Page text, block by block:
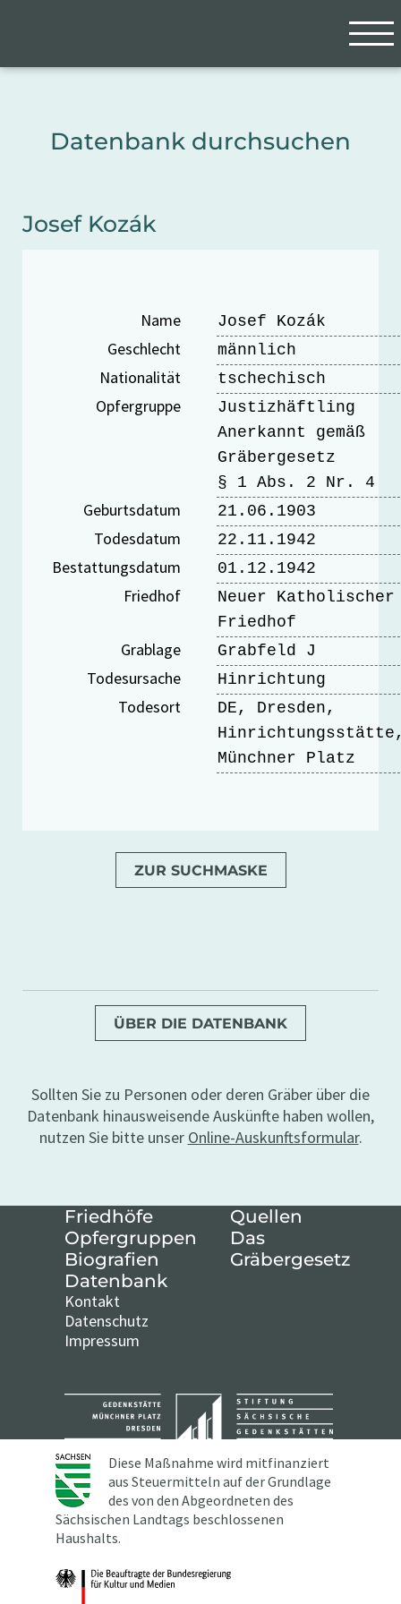
Datenbank durchsuchen
Josef Kozák
Name Josef Kozák
Geschlecht männlich
Nationalität tschechisch
Opfergruppe
Justizhäftling
Anerkannt gemäß
Gräbergesetz
§ 1 Abs. 2 Nr. 4
Geburtsdatum 21.06.1903
Todesdatum 22.11.1942
Bestattungsdatum 01.12.1942
Friedhof
Neuer Katholischer
Friedhof
Grablage Grabfeld J
Todesursache Hinrichtung
Todesort
DE, Dresden,
Münchner Platz
ZUR SUCHMASKE
ÜBER DIE DATENBANK
Sollten Sie zu Personen oder deren Gräber über die
Datenbank hinausweisende Auskünfte haben wollen,
nutzen Sie bitte unser Online-Auskunftsformular.
Friedhöfe
Opfergruppen
Biografien
Datenbank
Quellen
Das
Gräbergesetz
Kontakt
Datenschutz
Impressum
Diese Maßnahme wird mitfinanziert
aus Steuermitteln auf der Grundlage
des von den Abgeordneten des
Sächsischen Landtags beschlossenen
Haushalts.